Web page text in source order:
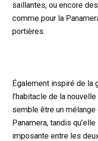
saillantes, ou encore
comme pour la
portières.
Également inspiré de la
l’habitacle de la
semble être un
Panamera, tandis
imposante entre les